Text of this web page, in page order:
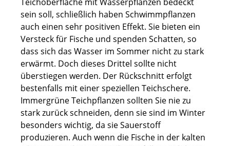
sein soll, schließlich haben Schwimmpflanzen
auch einen sehr positiven Effekt. Sie bieten ein
Versteck für Fische und spenden Schatten, so
dass sich das Wasser im Sommer nicht zu stark
erwärmt. Doch dieses Drittel sollte nicht
überstiegen werden. Der Rückschnitt erfolgt
bestenfalls mit einer speziellen Teichschere.
Immergrüne Teichpflanzen sollten Sie nie zu
stark zurück schneiden, denn sie sind im Winter
besonders wichtig, da sie Sauerstoff
produzieren. Auch wenn die Fische in der kalten